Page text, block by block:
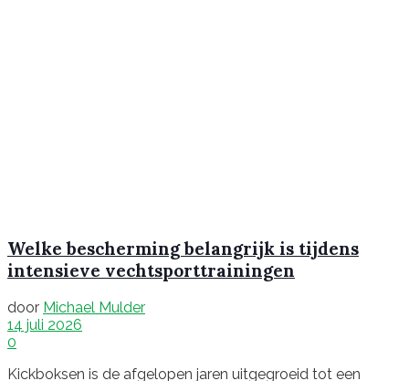
Welke bescherming belangrijk is tijdens
intensieve vechtsporttrainingen
door Michael Mulder
14 juli 2026
0
Kickboksen is de afgelopen jaren uitgegroeid tot een